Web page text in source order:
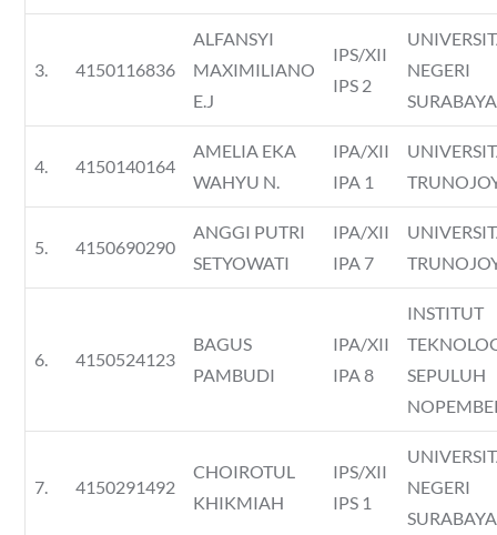
3. 4150116836
ALFANSYI
MAXIMILIANO
E.J
IPS/XII
IPS 2
NEGERI
SURABAYA
4. 4150140164
AMELIA EKA
WAHYU N.
IPA/XII
IPA 1
5. 4150690290
ANGGI PUTRI
SETYOWATI
IPA/XII
IPA 7
6. 4150524123
BAGUS
PAMBUDI
IPA/XII
IPA 8
INSTITUT
SEPULUH
7. 4150291492
CHOIROTUL
KHIKMIAH
IPS/XII
IPS 1
NEGERI
SURABAYA